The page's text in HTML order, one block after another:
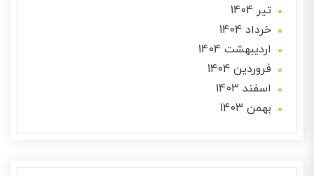
تير 1404
خرداد 1404
ارديبهشت 1404
فروردین 1404
اسفند 1403
بهمن 1403